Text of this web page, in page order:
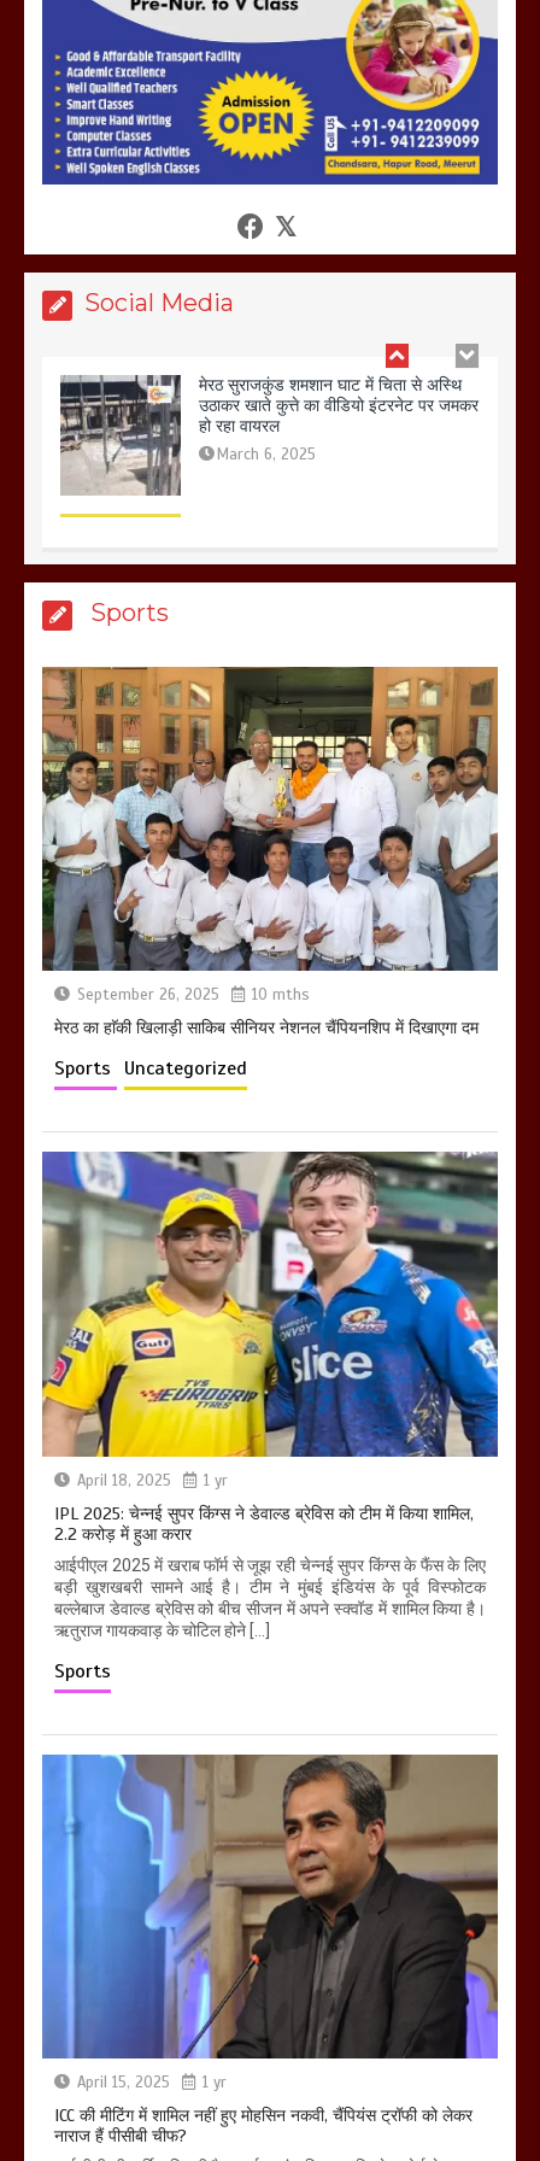
Social Media
शफीकुर्रहमान रहमान ने
March 11, 2025
बिजली विभाग से परेशान होकर बागपत में एक संत
March 8, 2025
मेरठ सुराजकुंड शमशान घाट में चिता से अस्थि
उठाकर खाते कुत्ते का वीडियो इंटरनेट पर जमकर
हो रहा वायरल
March 6, 2025
March 11, 2025
Sports
September 26, 2025 10 mths
मेरठ का हाॅकी खिलाड़ी साकिब सीनियर नेशनल चैंपियनशिप में दिखाएगा दम
Sports Uncategorized
April 18, 2025 1 yr
IPL 2025: चेन्नई सुपर किंग्स ने डेवाल्ड ब्रेविस को टीम में किया शामिल,
2.2 करोड़ में हुआ करार
आईपीएल 2025 में खराब फॉर्म से जूझ रही चेन्नई सुपर किंग्स के फैंस के लिए
बड़ी खुशखबरी सामने आई है। टीम ने मुंबई इंडियंस के पूर्व विस्फोटक
बल्लेबाज डेवाल्ड ब्रेविस को बीच सीजन में अपने स्क्वॉड में शामिल किया है।
ऋतुराज गायकवाड़ के चोटिल होने […]
Sports
April 15, 2025 1 yr
ICC की मीटिंग में शामिल नहीं हुए मोहसिन नकवी, चैंपियंस ट्रॉफी को लेकर
नाराज हैं पीसीबी चीफ?